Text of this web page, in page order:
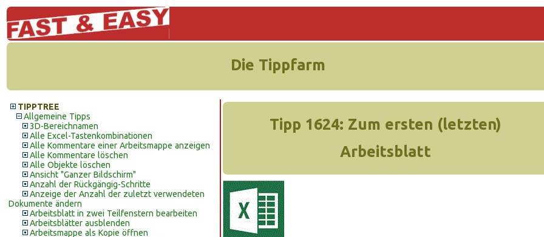
Die Tippfarm
TIPPTREE
Allgemeine Tipps
3D-Bereichnamen
Alle Excel-Tastenkombinationen
Alle Kommentare einer Arbeitsmappe anzeigen
Alle Kommentare löschen
Alle Objekte löschen
Ansicht "Ganzer Bildschirm"
Anzahl der Rückgängig-Schritte
Anzeige der Anzahl der zuletzt verwendeten
Dokumente ändern
Arbeitsblatt in zwei Teilfenstern bearbeiten
Arbeitsblätter ausblenden
Arbeitsmappe als Kopie öffnen
Tipp 1624: Zum ersten (letzten)
Arbeitsblatt